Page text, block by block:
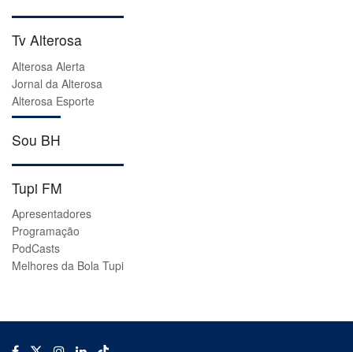
Tv Alterosa
Alterosa Alerta
Jornal da Alterosa
Alterosa Esporte
Sou BH
Tupi FM
Apresentadores
Programação
PodCasts
Melhores da Bola Tupi